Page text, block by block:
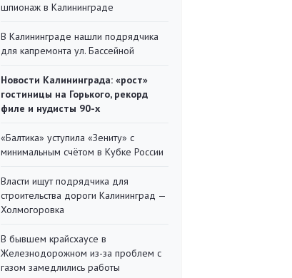
шпионаж в Калининграде
В Калининграде нашли подрядчика
для капремонта ул. Бассейной
Новости Калининграда: «рост»
гостиницы на Горького, рекорд
филе и нудисты 90-х
«Балтика» уступила «Зениту» с
минимальным счётом в Кубке России
Власти ищут подрядчика для
строительства дороги Калининград —
Холмогоровка
В бывшем крайсхаусе в
Железнодорожном из-за проблем с
газом замедлились работы